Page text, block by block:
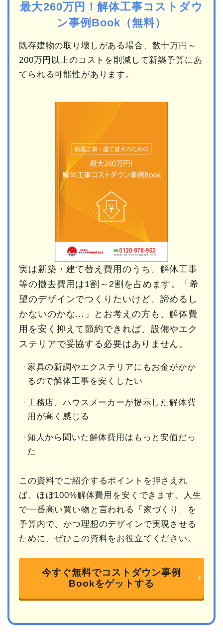
最大260万円！解体工事コストダウ
ン事例Book（無料）
既存建物の取り壊しがある場合、数十万円～
200万円以上のコストを削減して新築予算にあ
てられる可能性があります。
実は新築・建て替え費用のうち、解体工事
等の撤去費用は1割～2割を占めます。「希
望のデザインでつくりたいけど、諦めるし
かないのかな…」とお考えの方も、解体費
用を安く抑えて節約できれば、設備やエク
ステリアで妥協する必要はありません。
家具の新調やエクステリアにもお金がかか
るので解体工事を安くしたい
工務店、ハウスメーカーが提示した解体費
用が高く感じる
知人から聞いた解体費用はもっと安価だっ
た
この資料でご紹介するポイントを押さえれ
ば、ほぼ100%解体費用を安くできます。人生
で一番高い買い物と言われる「家づくり」を
予算内で、かつ理想のデザインで実現させる
ために、ぜひこの資料をお役立てください。
今すぐ無料でコストダウン事例
Bookをゲットする